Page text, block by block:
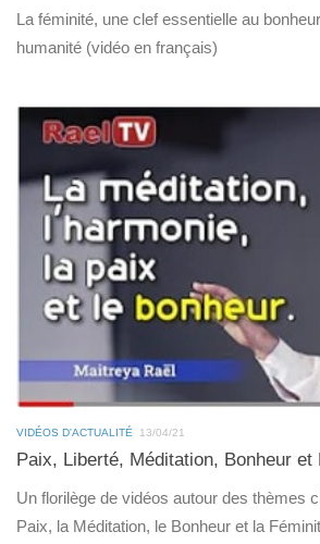
La féminité, une clef essentielle au
humanité (vidéo en français)
VIDÉOS D'ACTUALITÉ 13/04/21
Paix, Liberté, Méditation, Bonheur et
Un florilège de vidéos autour des thèmes
Paix, la Méditation, le Bonheur et la